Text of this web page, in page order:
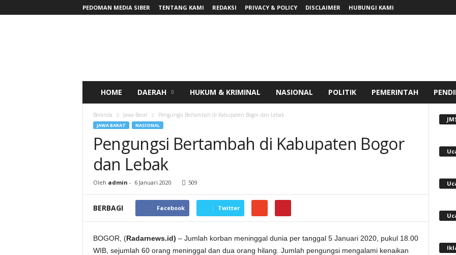
PEDOMAN MEDIA SIBER TENTANG KAMI REDAKSI PRIVACY & POLICY DISCLAIMER HUBUNGI KAMI
HOME DAERAH HUKUM & KRIMINAL NASIONAL POLITIK PEMERINTAH
Beranda Jawa Barat Pengungsi Bertambah di Kabupaten Bogor dan Lebak
JAWA BARAT NASIONAL
Pengungsi Bertambah di Kabupaten Bogor
dan Lebak
Oleh admin - 6 Januari 2020 509
BERBAGI Facebook Twitter
BOGOR, (Radarnews.id) – Jumlah korban meninggal dunia per tanggal 5 Januari 2020, pukul 18.00
WIB, sejumlah 60 orang meninggal dan dua orang hilang. Jumlah pengungsi mengalami kenaikan